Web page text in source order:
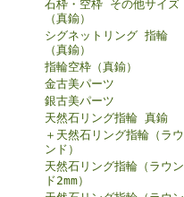
石枠・空枠 その他サイズ
（真鍮）
シグネットリング 指輪
（真鍮）
指輪空枠（真鍮）
金古美パーツ
銀古美パーツ
天然石リング指輪 真鍮
＋天然石リング指輪（ラウ
ンド）
天然石リング指輪（ラウン
ド2mm）